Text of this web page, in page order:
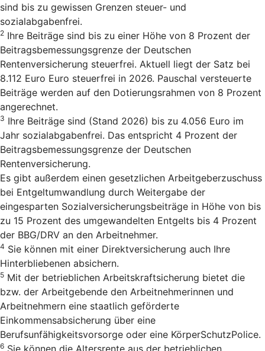
sind bis zu gewissen Grenzen steuer- und
sozialabgabenfrei.
2 Ihre Beiträge sind bis zu einer Höhe von 8 Prozent der
Beitragsbemessungsgrenze der Deutschen
Rentenversicherung steuerfrei. Aktuell liegt der Satz bei
8.112 Euro Euro steuerfrei in 2026. Pauschal versteuerte
Beiträge werden auf den Dotierungsrahmen von 8 Prozent
angerechnet.
3 Ihre Beiträge sind (Stand 2026) bis zu 4.056 Euro im
Jahr sozialabgabenfrei. Das entspricht 4 Prozent der
Beitragsbemessungsgrenze der Deutschen
Rentenversicherung.
Es gibt außerdem einen gesetzlichen Arbeitgeberzuschuss
bei Entgeltumwandlung durch Weitergabe der
eingesparten Sozialversicherungsbeiträge in Höhe von bis
zu 15 Prozent des umgewandelten Entgelts bis 4 Prozent
der BBG/DRV an den Arbeitnehmer.
4 Sie können mit einer Direktversicherung auch Ihre
Hinterbliebenen absichern.
5 Mit der betrieblichen Arbeitskraftsicherung bietet die
bzw. der Arbeitgebende den Arbeitnehmerinnen und
Arbeitnehmern eine staatlich geförderte
Einkommensabsicherung über eine
Berufsunfähigkeitsvorsorge oder eine KörperSchutzPolice.
6